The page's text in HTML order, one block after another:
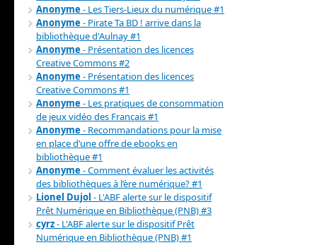
Anonyme- Les Tiers-Lieux du numérique #1
Anonyme- Pirate Ta BD ! arrive dans la
bibliothèque d'Aulnay #1
Anonyme- Présentation des licences
Creative Commons #2
Anonyme- Présentation des licences
Creative Commons #1
Anonyme- Les pratiques de consommation
de jeux vidéo des Français #1
Anonyme- Recommandations pour la mise
en place d’une offre de ebooks en
bibliothèque #1
Anonyme- Comment évaluer les activités
des bibliothèques à l’ère numérique? #1
Lionel Dujol - L'ABF alerte sur le dispositif
Prêt Numérique en Bibliothèque (PNB) #3
cyrz- L'ABF alerte sur le dispositif Prêt
Numérique en Bibliothèque (PNB) #1